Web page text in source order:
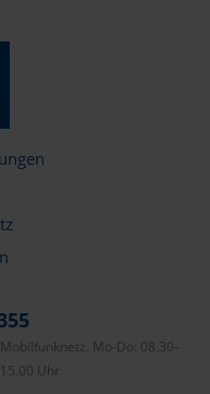
Mo-Do: 08.30-
Uhr